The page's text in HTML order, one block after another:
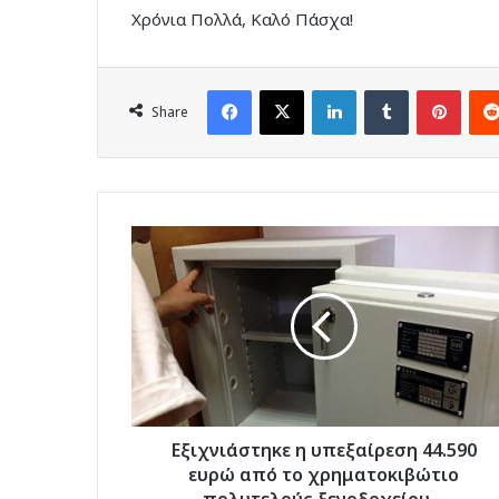
Χρόνια Πολλά, Καλό Πάσχα!
Share
Facebook
X LinkedInTumblr
Εξιχνιάστηκε
η
υπεξαίρεση
44.590
ευρώ
χρηματοκιβώτιο
πολυτελούς
ξενοδοχείου
Υπάλληλος
Εξιχνιάστηκε η υπεξαίρεση 44.590
ευρώ από το χρηματοκιβώτιο